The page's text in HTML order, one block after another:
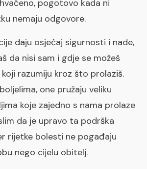
pogotovo kada ni
nemaju odgovore.
daju osjećaj sigurnosti i nade,
da nisi sam i gdje se možeš
razumiju kroz što prolaziš.
one pružaju veliku
koje zajedno s nama prolaze
da je upravo ta podrška
rijetke bolesti ne pogađaju
nego cijelu obitelj.